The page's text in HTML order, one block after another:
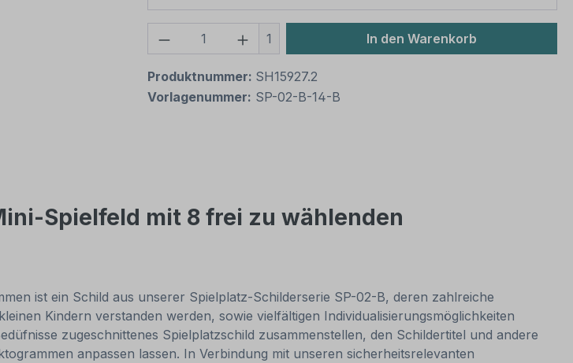
Produkt Anzahl: Gib den gewünschten Wert
1 In den Warenkorb
Produktnummer: SH15927.2
Vorlagenummer: SP-02-B-14-B
Spielfeld mit 8 frei zu wählenden
ist ein Schild aus unserer Spielplatz-Schilderserie SP-02-B, deren zahlreiche
Kindern verstanden werden, sowie vielfältigen Individualisierungsmöglichkeiten
zugeschnittenes Spielplatzschild zusammenstellen, den Schildertitel und andere
anpassen lassen. In Verbindung mit unseren sicherheitsrelevanten